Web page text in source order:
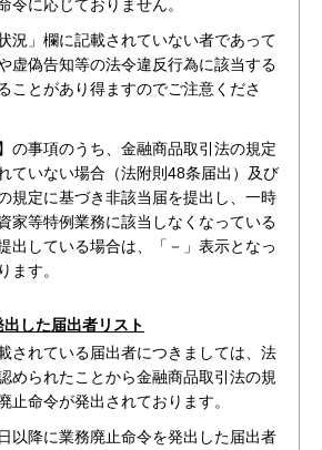
令に応じておりません。
況」欄に記載されていない者であって
虚偽告知等の法令違反行為に該当する
ことがあり得ますのでご注意くださ
の事項のうち、金融商品取引法の規定
ていない場合（法附則48条届出）及び
規定に基づき非該当届を提出し、一時
家等特例業務に該当しなくなっている
出している場合は、「－」表示となっ
ます。
した届出者リスト
されている届出者につきましては、法
められたことから金融商品取引法の規
止命令が発出されております。
以降に業務廃止命令を発出した届出者